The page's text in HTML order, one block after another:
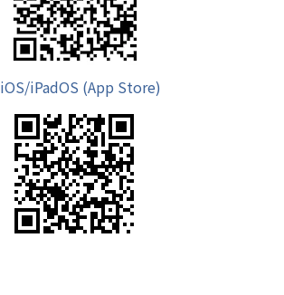
iOS/iPadOS (App Store)